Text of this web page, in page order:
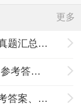
更多
天津工业大学各个学院初试和复试考研真题汇总分享
天津工业大学各专业初试复试考研真题,参考答案,重点范围
天津工业大学各专业历年考研真题、参考答案、内部笔记